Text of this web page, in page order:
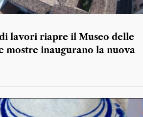
lavori riapre il Museo delle
mostre inaugurano la nuova